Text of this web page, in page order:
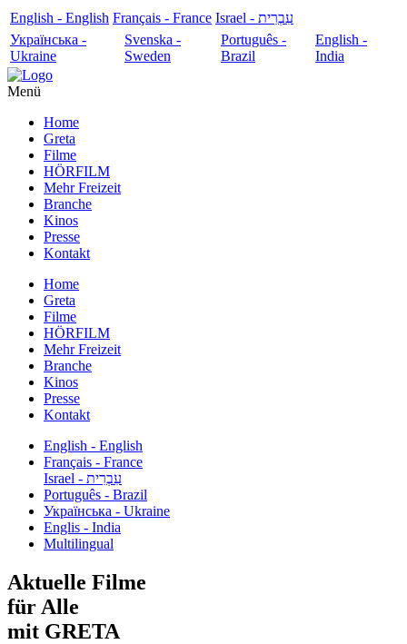
English - English Français - France
עִבְרִית - Israel
Українська -
Ukraine
Svenska -
Sweden
Português -
Brazil
English -
India
Menü
Home
Greta
Filme
HÖRFILM
Mehr Freizeit
Branche
Kinos
Presse
Kontakt
Home
Greta
Filme
HÖRFILM
Mehr Freizeit
Branche
Kinos
Presse
Kontakt
English - English
Français - France
עִבְרִית - Israel
Português - Brazil
Українська - Ukraine
Englis - India
Multilingual
Aktuelle Filme
für Alle
mit GRETA